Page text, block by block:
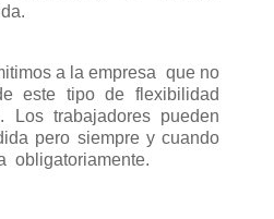
a la empresa que no
este tipo de flexibilidad
Los trabajadores pueden
pero siempre y cuando
obligatoriamente.